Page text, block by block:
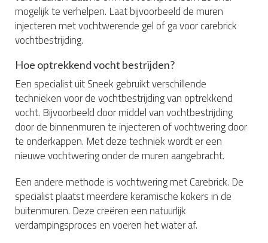
mogelijk te verhelpen. Laat bijvoorbeeld de muren
injecteren met vochtwerende gel of ga voor carebrick
vochtbestrijding.
Hoe optrekkend vocht bestrijden?
Een specialist uit Sneek gebruikt verschillende
technieken voor de vochtbestrijding van optrekkend
vocht. Bijvoorbeeld door middel van vochtbestrijding
door de binnenmuren te injecteren of vochtwering door
te onderkappen. Met deze techniek wordt er een
nieuwe vochtwering onder de muren aangebracht.
Een andere methode is vochtwering met Carebrick. De
specialist plaatst meerdere keramische kokers in de
buitenmuren. Deze creëren een natuurlijk
verdampingsproces en voeren het water af.